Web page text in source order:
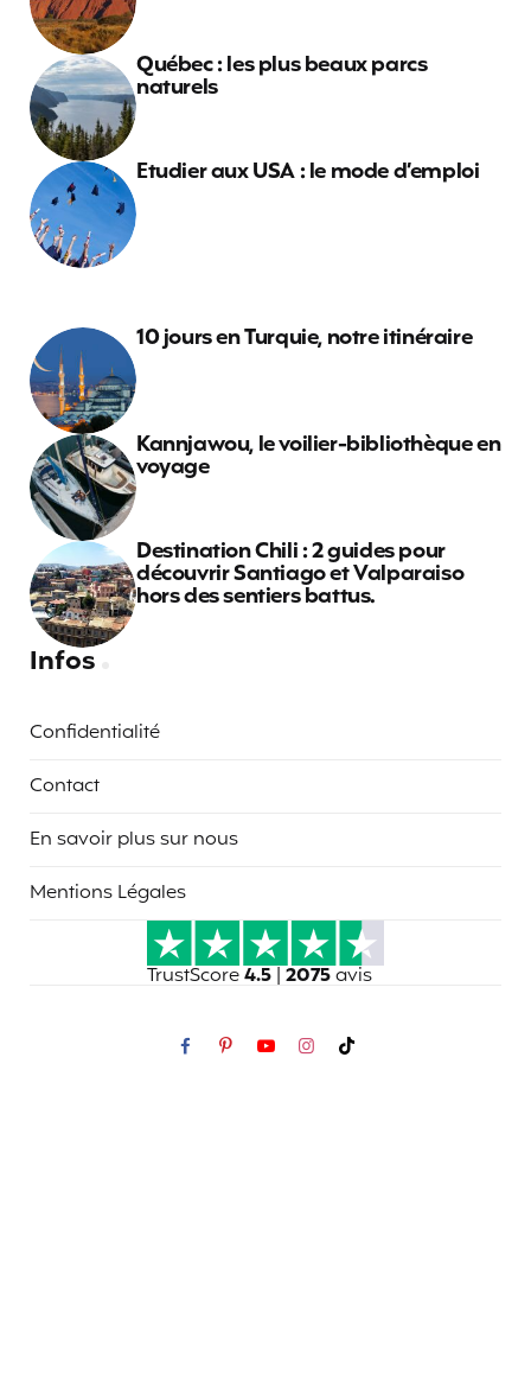
Québec : les plus beaux parcs
naturels
Etudier aux USA : le mode d’emploi
10 jours en Turquie, notre itinéraire
Kannjawou, le voilier-bibliothèque en
voyage
Destination Chili : 2 guides pour
découvrir Santiago et Valparaiso
hors des sentiers battus.
Infos
Confidentialité
Contact
En savoir plus sur nous
Mentions Légales
TrustScore4.5 | 2075avis